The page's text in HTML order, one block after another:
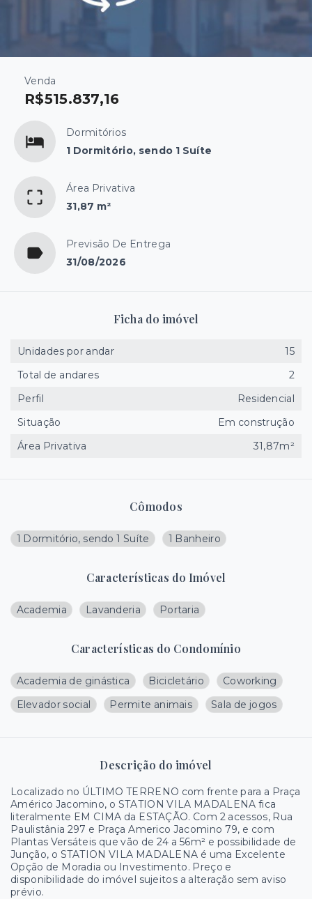
Venda
R$515.837,16
Dormitórios
1 Dormitório, sendo 1 Suíte
Área Privativa
31,87 m²
Previsão De Entrega
31/08/2026
Cômodos
1 Dormitório, sendo 1 Suíte 1 Banheiro
Características do Imóvel
Academia Lavanderia Portaria
Características do Condomínio
Academia de ginástica Bicicletário
Coworking
Elevador social
Permite animais Sala de jogos
Descrição do imóvel
Localizado no ÚLTIMO TERRENO com frente para a Praça
Américo Jacomino, o STATION VILA MADALENA fica
literalmente EM CIMA da ESTAÇÃO. Com 2 acessos, Rua
Paulistânia 297 e Praça Americo Jacomino 79, e com
Plantas Versáteis que vão de 24 a 56m² e possibilidade de
Junção, o STATION VILA MADALENA é uma Excelente
Opção de Moradia ou Investimento. Preço e
disponibilidade do imóvel sujeitos a alteração sem aviso
prévio.
Ficha do imóvel
Unidades por andar
15
Total de andares
2
Perfil
Residencial
Situação
Em construção
Área Privativa
31,87m²